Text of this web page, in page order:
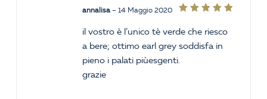
5 su 5
annalisa – 14 Maggio 2020
il vostro è l’unico tè verde che riesco
a bere; ottimo earl grey soddisfa in
pieno i palati piùesgenti.
grazie